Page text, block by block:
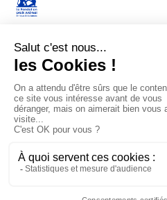
Sur ce site, nous utilisons des cookies
lorsque vous y consentez. Vous
navigation.